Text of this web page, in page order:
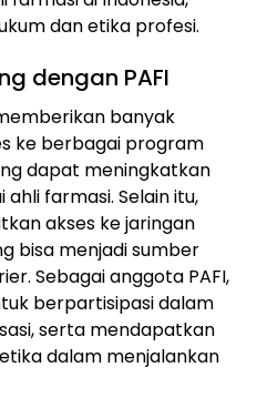
dan etika profesi.
dengan PAFI
banyak
ke berbagai program
dapat meningkatkan
farmasi. Selain itu,
akses ke jaringan
bisa menjadi sumber
Sebagai anggota PAFI,
berpartisipasi dalam
serta mendapatkan
dalam menjalankan